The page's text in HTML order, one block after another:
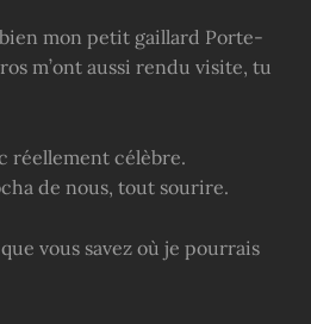
bien mon petit gaillard Porte-
m’ont aussi rendu visite, tu
réellement célèbre.
de nous, tout sourire.
vous savez où je pourrais